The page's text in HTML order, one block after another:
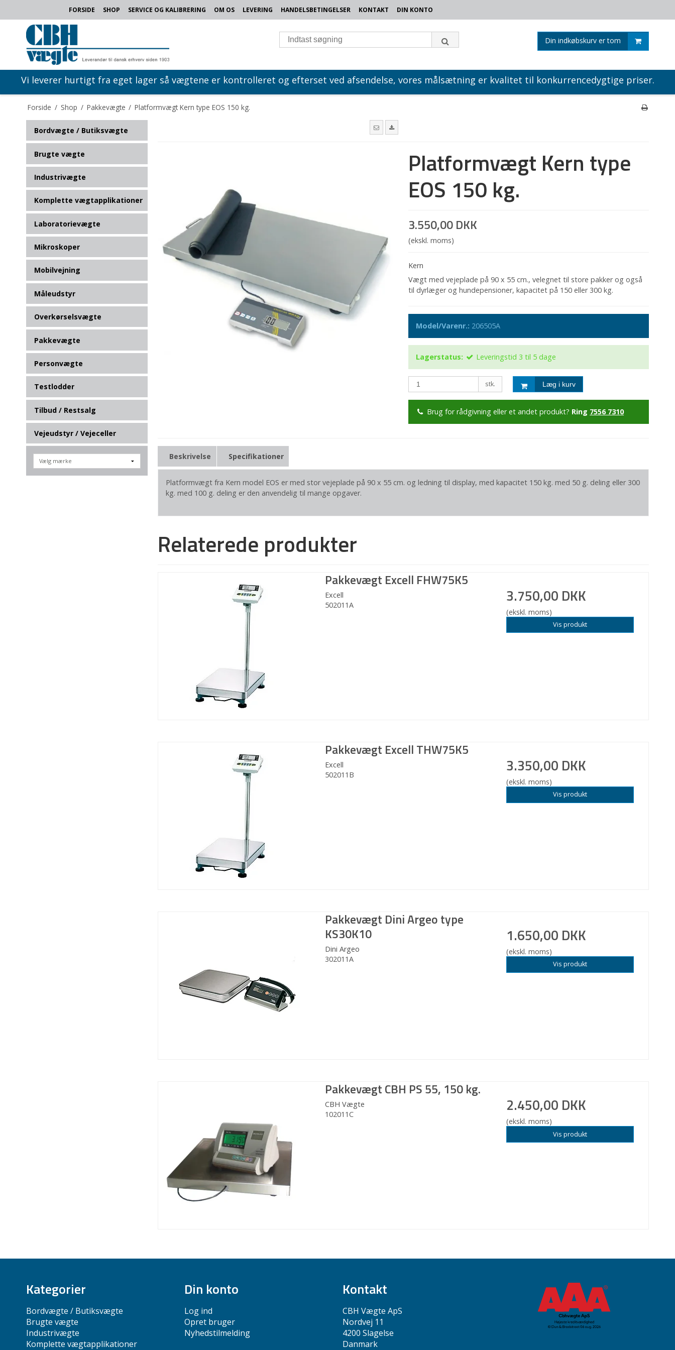
FORSIDE SHOP SERVICE OG KALIBRERING OM OS LEVERING HANDELSBETINGELSER KONTAKT DIN KONTO
Din indkøbskurv er tom
Vi leverer hurtigt fra eget lager så vægtene er kontrolleret og efterset ved afsendelse, vores målsætning er kvalitet til konkurrencedygtige priser.
Forside / Shop / Pakkevægte / Platformvægt Kern type EOS 150 kg.
Bordvægte / Butiksvægte
Brugte vægte
Industrivægte
Komplette vægtapplikationer
Laboratorievægte
Mikroskoper
Mobilvejning
Måleudstyr
Overkørselsvægte
Pakkevægte
Personvægte
Testlodder
Tilbud / Restsalg
Vejeudstyr / Vejeceller
Platformvægt Kern type
EOS 150 kg.
3.550,00 DKK
(ekskl. moms)
Kern
Vægt med vejeplade på 90 x 55 cm., velegnet til store pakker og også
til dyrlæger og hundepensioner, kapacitet på 150 eller 300 kg.
Model/Varenr.: 206505A
Lagerstatus: Leveringstid 3 til 5 dage
stk. Læg i kurv
Brug for rådgivning eller et andet produkt? Ring 7556 7310
Beskrivelse Specifikationer
Platformvægt fra Kern model EOS er med stor vejeplade på 90 x 55 cm. og ledning til display, med kapacitet 150 kg. med 50 g. deling eller 300
kg. med 100 g. deling er den anvendelig til mange opgaver.
Relaterede produkter
Pakkevægt Excell FHW75K5
Excell
502011A
3.750,00 DKK
(ekskl. moms)
Vis produkt
Pakkevægt Excell THW75K5
Excell
502011B
3.350,00 DKK
(ekskl. moms)
Vis produkt
Pakkevægt Dini Argeo type
KS30K10
Dini Argeo
302011A
1.650,00 DKK
(ekskl. moms)
Vis produkt
Pakkevægt CBH PS 55, 150 kg.
CBH Vægte
102011C
2.450,00 DKK
(ekskl. moms)
Vis produkt
Kategorier
Bordvægte / Butiksvægte
Brugte vægte
Industrivægte
Komplette vægtapplikationer
Din konto
Log ind
Opret bruger
Nyhedstilmelding
Kontakt
CBH Vægte ApS
Nordvej 11
4200 Slagelse
Danmark